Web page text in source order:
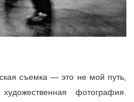
съемка — это не мой путь,
фотография.